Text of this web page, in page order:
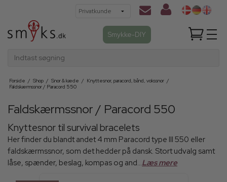
Smykke-DIY
Indtast søgning
Forside / Shop / Snor & kæde / Knyttesnor, paracord, bånd, vokssnor /
Faldskærmssnor / Paracord 550
Faldskærmssnor / Paracord 550
Knyttesnor til survival bracelets
Her finder du blandt andet 4 mm Paracord type III 550 eller
faldskærmssnor, som det hedder på dansk. Stort udvalg samt
låse, spænder, beslag, kompas og and...Læs mere